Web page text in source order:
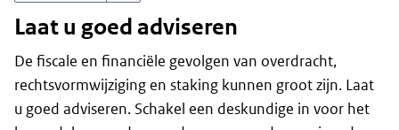
Laat u goed adviseren
De fiscale en financiële gevolgen van overdracht,
rechtsvormwijziging en staking kunnen groot zijn. Laat
u goed adviseren. Schakel een deskundige in voor het